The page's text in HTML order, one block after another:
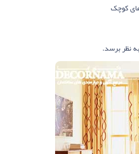
کوچک
نظر برسد.